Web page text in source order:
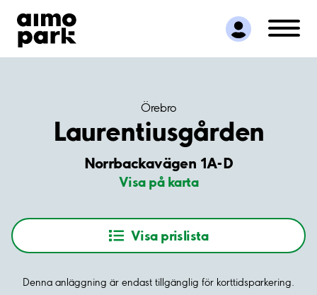
Hitta parkering
Samarbete
Kundservice
Örebro
Laurentiusgården
Norrbackavägen 1A-D
Visa på karta
Visa prislista
Denna anläggning är endast tillgänglig för korttidsparkering.